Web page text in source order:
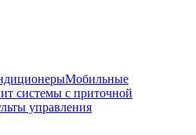
Мобильные
системы с приточной
управления